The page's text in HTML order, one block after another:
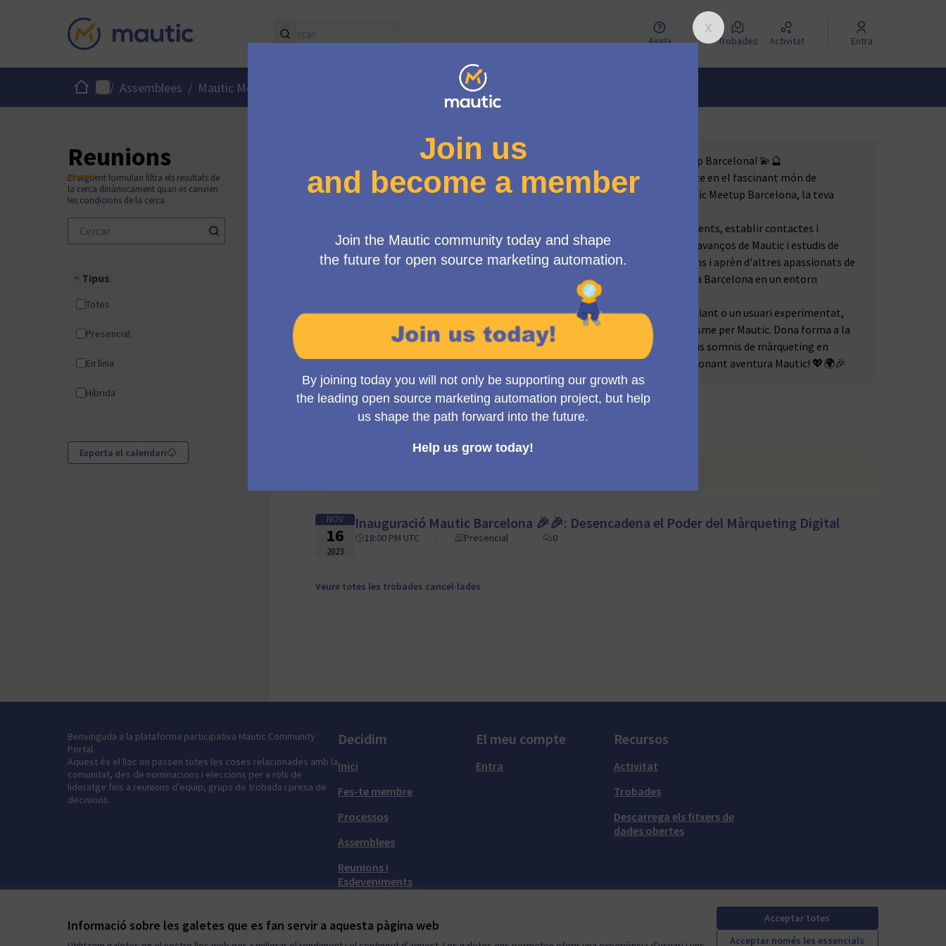
Informació sobre les galetes que es fan servir a aquesta pàgina web
Acceptar totes
Acceptar només les essencials
Ajuda Trobades Activitat Entra
Inici Menú principal
/ Assemblees / Mautic Meetup Barcelona
Reunions
El següent formulari filtra els resultats de
la cerca dinàmicament quan es canvien
les condicions de la cerca.
Tipus
Totes
Presencial
En línia
Híbrida
Exporta el calendari
🔮💫 Encén la Teva Aventura Mautic: Uneix-te a les Reunions de Mautic Meetup Barcelona! 💫🔮
Has somiat mai amb millorar les teves tècniques de màrqueting? Aventurar-te en el fascinant món de
l'automatització de màrqueting amb Mautic? Benvingut/da al viatge de Mautic Meetup Barcelona, la teva
Les nostres reunions són un centre per a idees creatives, compartir coneixements, establir contactes i
inspiració. Submergeix-te en xerrades captivadores que destaquen els últims avanços de Mautic i estudis de
casos pràctics. Participa en discussions vibrants, comparteix les teves opinions i aprèn d'altres apassionats de
Mautic. Aprofita l'oportunitat de barrejar-te amb experts i usuaris de Mautic a Barcelona en un entorn
Independentment del teu nivell d'experiència amb Mautic, ja siguis un principiant o un usuari experimentat,
Mautic Meetup Barcelona és el teu destí. Vine, mostra la teva passió i entusiasme per Mautic. Dona forma a la
teva història Mautic, afegeix el teu capítol a l'èpica Mautic i converteix els teus somnis de màrqueting en
realitat. És hora de fer clic a 'Unir-se a la Reunió'! Viatgem junts en una emocionant aventura Mautic! 💖🌍🎉
1 trobada
NOV
16
2023
Inauguració Mautic Barcelona 🎉🎉: Desencadena el Poder del Màrqueting Digital
18:00 PM UTC Presencial 0
Veure totes les trobades cancel·lades
Benvinguda a la plataforma participativa Mautic Community
Portal.
Aquest és el lloc on passen totes les coses relacionades amb la
comunitat, des de nominacions i eleccions per a rols de
lideratge fins a reunions d'equip, grups de trobada i presa de
decisions.
Decidim
Inici
Fes-te membre
Processos
Assemblees
Reunions i
Esdeveniments
El meu compte
Entra
Recursos
Activitat
Trobades
Descarrega els fitxers de
dades obertes